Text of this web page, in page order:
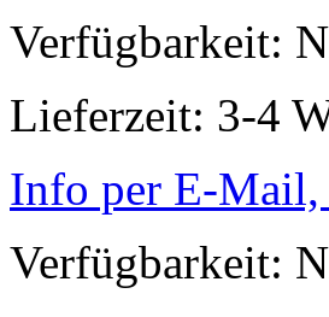
Verfügbarkeit:
Lieferzeit: 3-4
Info per E-
Verfügbarkeit: